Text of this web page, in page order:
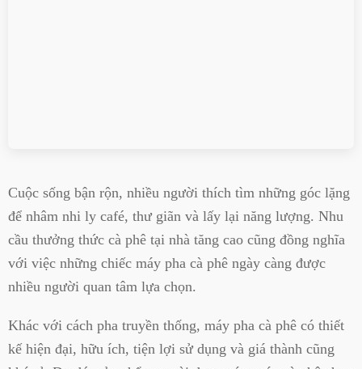
Cuộc sống bận rộn, nhiều người thích tìm những góc lặng
để nhâm nhi ly café, thư giãn và lấy lại năng lượng. Nhu
cầu thưởng thức cà phê tại nhà tăng cao cũng đồng nghĩa
với việc những chiếc máy pha cà phê ngày càng được
nhiều người quan tâm lựa chọn.
Khác với cách pha truyền thống, máy pha cà phê có thiết
kế hiện đại, hữu ích, tiện lợi sử dụng và giá thành cũng